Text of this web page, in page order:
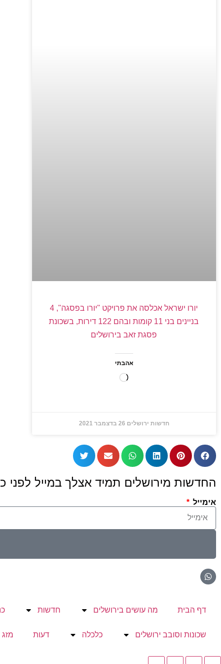
יורו ישראל אכלסה את פרויקט "יורו בפסגה", 4
בניינים בני 11 קומות ובהם 122 דירות, בשכונת
פסגת זאב בירושלים
אהבתי
חדשות ירושלים 26 בדצמבר 2021
החדשות מירושלים תמיד אצלך במייל לפני
אימייל
דף הבית מה עושים בירושלים חדשות
שכונות וסובב ירושלים כלכלה דעות מזג